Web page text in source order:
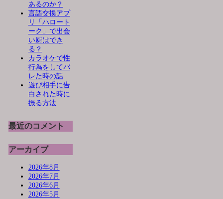
あるのか？
言語交換アプ
リ「ハロート
ーク」で出会
い厨はでき
る？
カラオケで性
行為をしてバ
レた時の話
遊び相手に告
白された時に
振る方法
最近のコメント
アーカイブ
2026年8月
2026年7月
2026年6月
2026年5月